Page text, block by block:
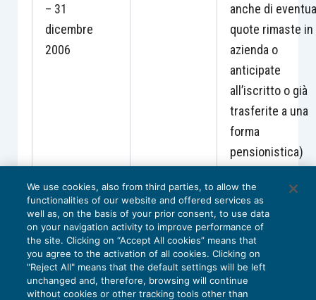
– 31
dicembre
2006
anche di
quote rimaste in
azienda o
anticipate
all’iscritto o già
trasferite a una
forma
pensionistica)
Rivalutazione
netta
maturata dal
1° gennaio
2001 al 31
dicembre
Bisogna
rivalutazione al
netto
sostitutiva 11%
We use cookies, also from third parties, to allow the
functionalities of our website and offered services as
well as, on the basis of your prior consent, to use data
on your navigation activity to improve performance of
the site. Clicking on “Accept All cookies” means that
you agree to the activation of all cookies. Clicking on
"Reject All" means that the default settings will be left
unchanged and, therefore, browsing will continue
without cookies or other tracking tools other than